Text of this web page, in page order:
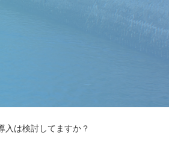
入は検討してますか？